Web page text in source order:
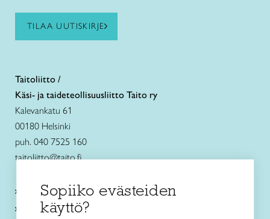
TILAA UUTISKIRJE
Taitoliitto /
Käsi- ja taideteollisuusliitto Taito ry
Kalevankatu 61
00180 Helsinki
puh. 040 7525 160
taitoliitto@taito.fi
Käsityökurssit ja koulutus
Ajankohtaista
Sopiiko evästeiden
käyttö?